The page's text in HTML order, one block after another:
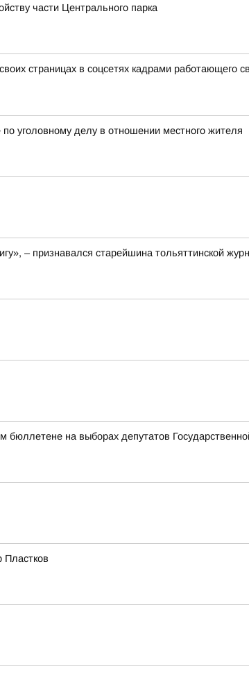
части Центрального парка
страницах в соцсетях кадрами работающего
уголовному делу в отношении местного жителя
– признавался старейшина тольяттинской
на выборах депутатов
Пластков